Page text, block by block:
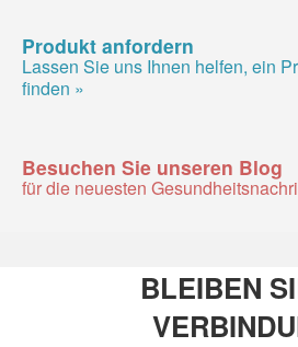
Produkt anfordern
Lassen Sie uns Ihnen helfen, ein
finden »
Besuchen Sie unseren Blog
für die neuesten
BLEIBEN